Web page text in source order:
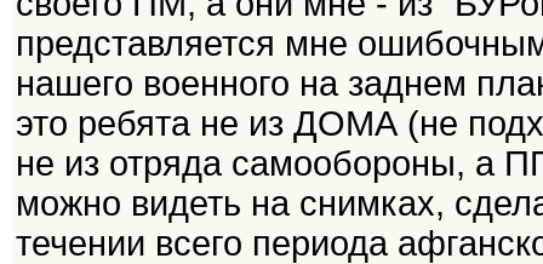
представляется мне
нашего военного на заднем
это ребята не из ДОМА (не
не из отряда самообороны, а
можно видеть на снимках,
течении всего периода